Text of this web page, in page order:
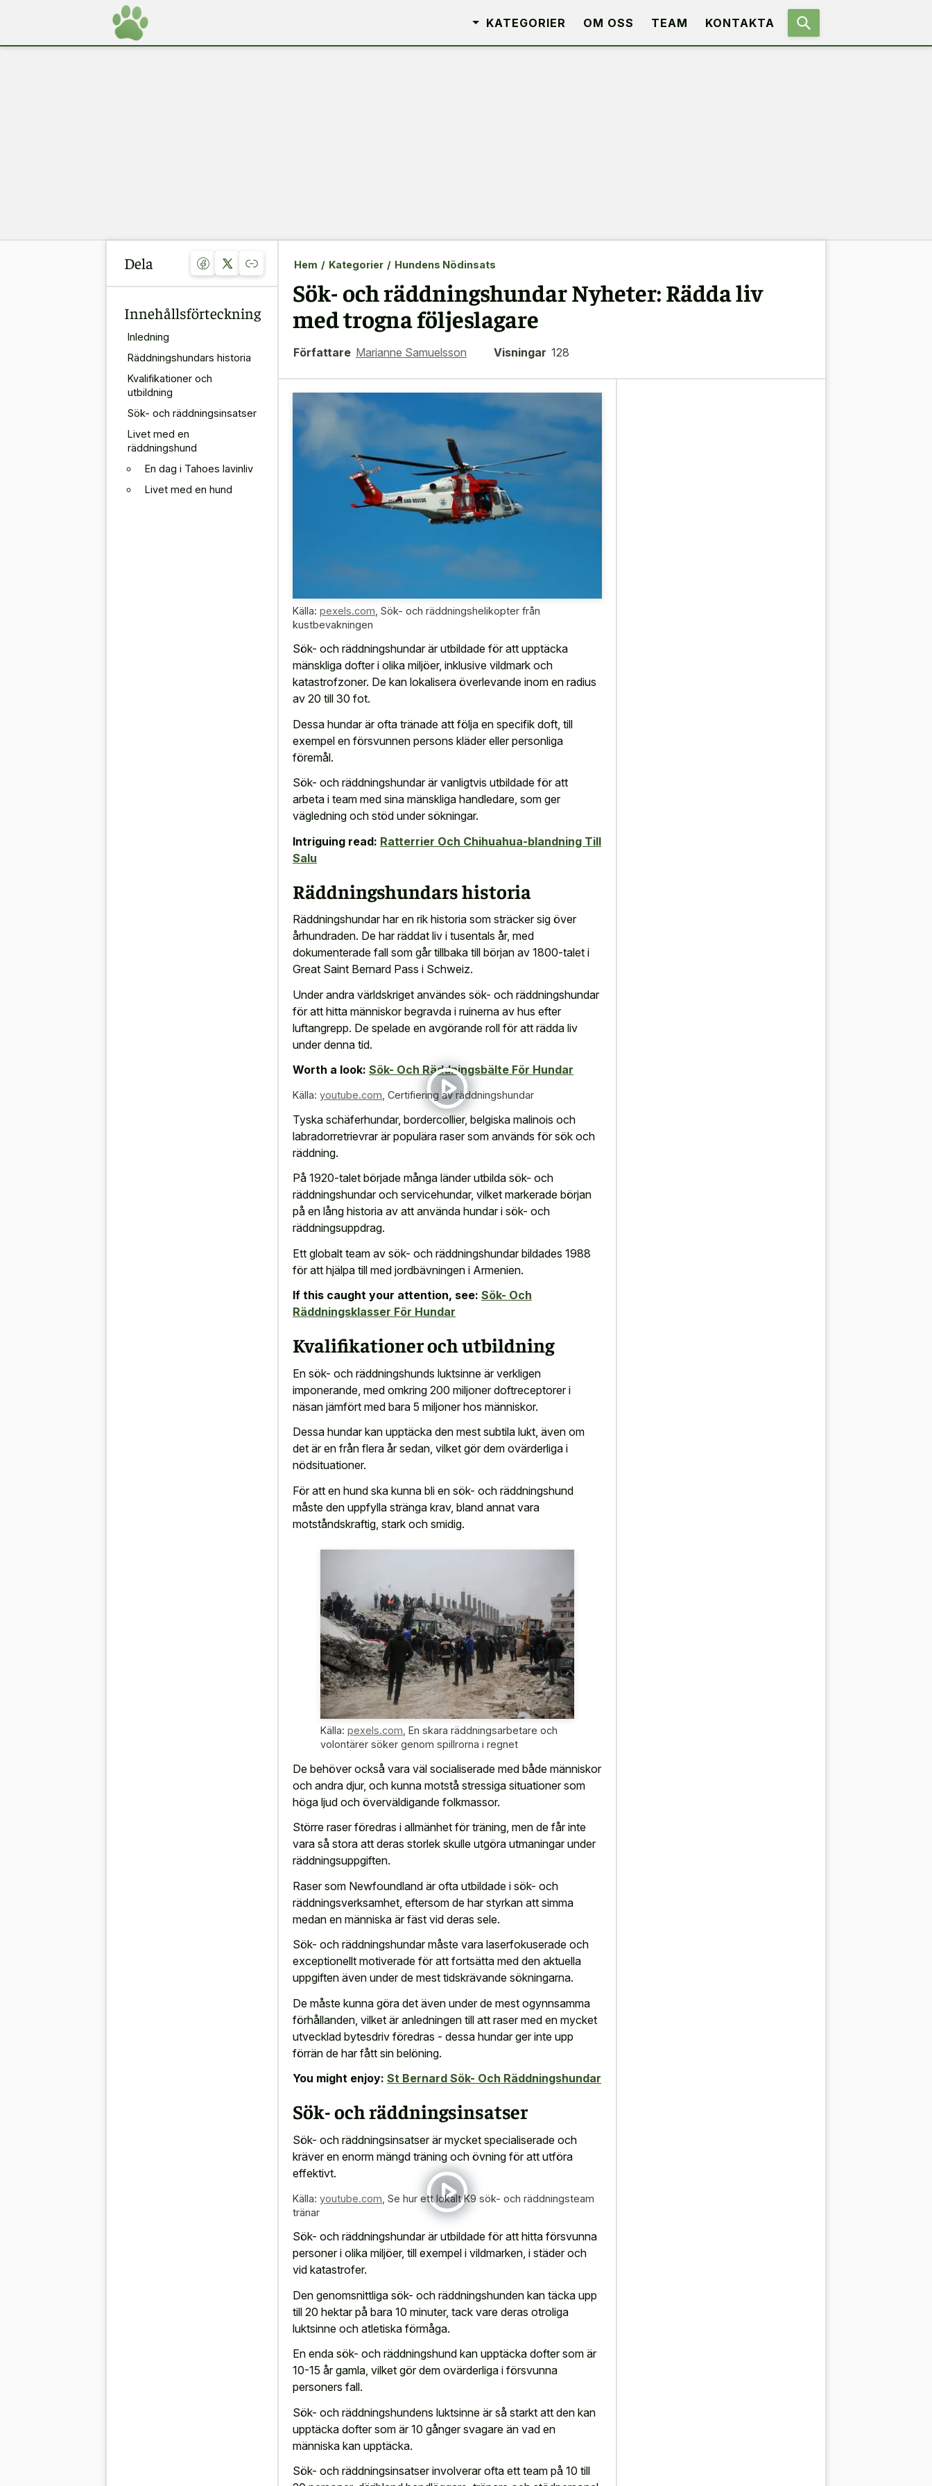
KATEGORIER OM OSS TEAM KONTAKTA
Dela
Innehållsförteckning
Inledning
Räddningshundars historia
Kvalifikationer och
utbildning
Sök- och räddningsinsatser
Livet med en
räddningshund
En dag i Tahoes lavinliv
Livet med en hund
Hem / Kategorier / Hundens Nödinsats
Sök- och räddningshundar Nyheter: Rädda liv
med trogna följeslagare
Författare Marianne Samuelsson Visningar 128
Källa: pexels.com Sök- och räddningshelikopter från
kustbevakningen
Sök- och räddningshundar är utbildade för att upptäcka
mänskliga dofter i olika miljöer, inklusive vildmark och
katastrofzoner. De kan lokalisera överlevande inom en radius
av 20 till 30 fot.
Dessa hundar är ofta tränade att följa en specifik doft, till
exempel en försvunnen persons kläder eller personliga
föremål.
Sök- och räddningshundar är vanligtvis utbildade för att
arbeta i team med sina mänskliga handledare, som ger
vägledning och stöd under sökningar.
Intriguing read: Ratterrier Och Chihuahua-blandning Till
Salu
Räddningshundars historia
Räddningshundar har en rik historia som sträcker sig över
århundraden. De har räddat liv i tusentals år, med
dokumenterade fall som går tillbaka till början av 1800-talet i
Great Saint Bernard Pass i Schweiz.
Under andra världskriget användes sök- och räddningshundar
för att hitta människor begravda i ruinerna av hus efter
luftangrepp. De spelade en avgörande roll för att rädda liv
under denna tid.
Worth a look: Sök- Och Räddningsbälte För Hundar
Källa: youtube.com Certifiering av räddningshundar
Tyska schäferhundar, bordercollier, belgiska malinois och
labradorretrievrar är populära raser som används för sök och
räddning.
På 1920-talet började många länder utbilda sök- och
räddningshundar och servicehundar, vilket markerade början
på en lång historia av att använda hundar i sök- och
räddningsuppdrag.
Ett globalt team av sök- och räddningshundar bildades 1988
för att hjälpa till med jordbävningen i Armenien.
If this caught your attention, see: Sök- Och
Räddningsklasser För Hundar
Kvalifikationer och utbildning
En sök- och räddningshunds luktsinne är verkligen
imponerande, med omkring 200 miljoner doftreceptorer i
näsan jämfört med bara 5 miljoner hos människor.
Dessa hundar kan upptäcka den mest subtila lukt, även om
det är en från flera år sedan, vilket gör dem ovärderliga i
nödsituationer.
För att en hund ska kunna bli en sök- och räddningshund
måste den uppfylla stränga krav, bland annat vara
motståndskraftig, stark och smidig.
Källa: pexels.com, En skara räddningsarbetare och
volontärer söker genom spillrorna i regnet
De behöver också vara väl socialiserade med både människor
och andra djur, och kunna motstå stressiga situationer som
höga ljud och överväldigande folkmassor.
Större raser föredras i allmänhet för träning, men de får inte
vara så stora att deras storlek skulle utgöra utmaningar under
räddningsuppgiften.
Raser som Newfoundland är ofta utbildade i sök- och
räddningsverksamhet, eftersom de har styrkan att simma
medan en människa är fäst vid deras sele.
Sök- och räddningshundar måste vara laserfokuserade och
exceptionellt motiverade för att fortsätta med den aktuella
uppgiften även under de mest tidskrävande sökningarna.
De måste kunna göra det även under de mest ogynnsamma
förhållanden, vilket är anledningen till att raser med en mycket
utvecklad bytesdriv föredras - dessa hundar ger inte upp
förrän de har fått sin belöning.
You might enjoy: St Bernard Sök- Och Räddningshundar
Sök- och räddningsinsatser
Sök- och räddningsinsatser är mycket specialiserade och
kräver en enorm mängd träning och övning för att utföra
effektivt.
Källa: youtube.com Se hur ett lokalt K9 sök- och räddningsteam
tränar
Sök- och räddningshundar är utbildade för att hitta försvunna
personer i olika miljöer, till exempel i vildmarken, i städer och
vid katastrofer.
Den genomsnittliga sök- och räddningshunden kan täcka upp
till 20 hektar på bara 10 minuter, tack vare deras otroliga
luktsinne och atletiska förmåga.
En enda sök- och räddningshund kan upptäcka dofter som är
10-15 år gamla, vilket gör dem ovärderliga i försvunna
personers fall.
Sök- och räddningshundens luktsinne är så starkt att den kan
upptäcka dofter som är 10 gånger svagare än vad en
människa kan upptäcka.
Sök- och räddningsinsatser involverar ofta ett team på 10 till